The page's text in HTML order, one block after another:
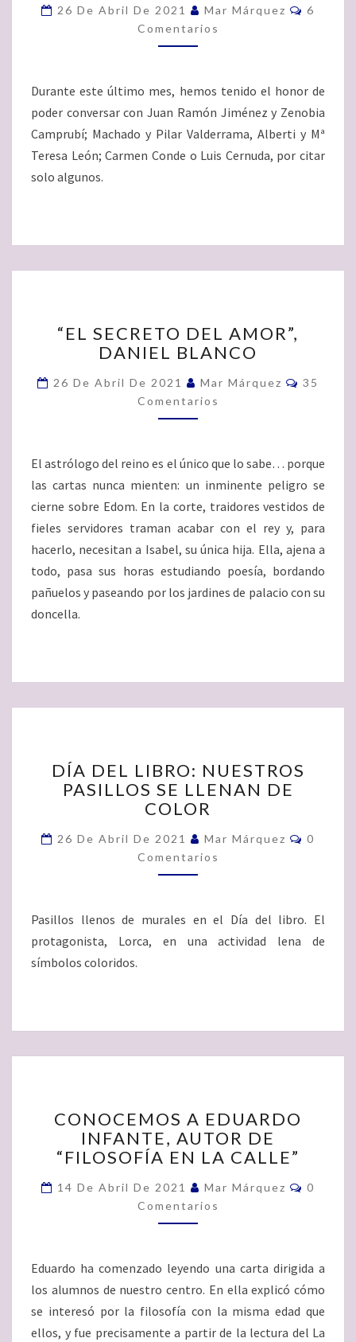
LA
DISTANCIA”
26 De Abril De 2021 Mar Márquez
6
Comentarios
Durante este último mes, hemos tenido el honor de
poder conversar con Juan Ramón Jiménez y Zenobia
Camprubí; Machado y Pilar Valderrama, Alberti y Mª
Teresa León; Carmen Conde o Luis Cernuda, por citar
solo algunos.
SECRETO
DEL
DANIEL
BLANCO
“EL SECRETO DEL AMOR”,
DANIEL BLANCO
26 De Abril De 2021 Mar Márquez
35
Comentarios
El astrólogo del reino es el único que lo sabe… porque
las cartas nunca mienten: un inminente peligro se
cierne sobre Edom. En la corte, traidores vestidos de
fieles servidores traman acabar con el rey y, para
hacerlo, necesitan a Isabel, su única hija. Ella, ajena a
todo, pasa sus horas estudiando poesía, bordando
pañuelos y paseando por los jardines de palacio con su
doncella.
DEL
LIBRO:
NUESTROS
SE
LLENAN
DE
DÍA DEL LIBRO: NUESTROS
PASILLOS SE LLENAN DE
COLOR
26 De Abril De 2021 Mar Márquez
0
Comentarios
Pasillos llenos de murales en el Día del libro. El
protagonista, Lorca, en una actividad lena de
símbolos coloridos.
A
EDUARDO
INFANTE,
DE
“FILOSOFÍA
EN
CONOCEMOS A EDUARDO
INFANTE, AUTOR DE
“FILOSOFÍA EN LA CALLE”
14 De Abril De 2021 Mar Márquez
0
Comentarios
Eduardo ha comenzado leyendo una carta dirigida a
los alumnos de nuestro centro. En ella explicó cómo
se interesó por la filosofía con la misma edad que
ellos, y fue precisamente a partir de la lectura del La